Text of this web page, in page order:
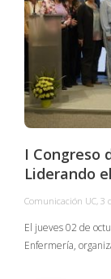
I Congreso
Liderando
Comunicación UC, 3
El jueves 02 de
Enfermería,